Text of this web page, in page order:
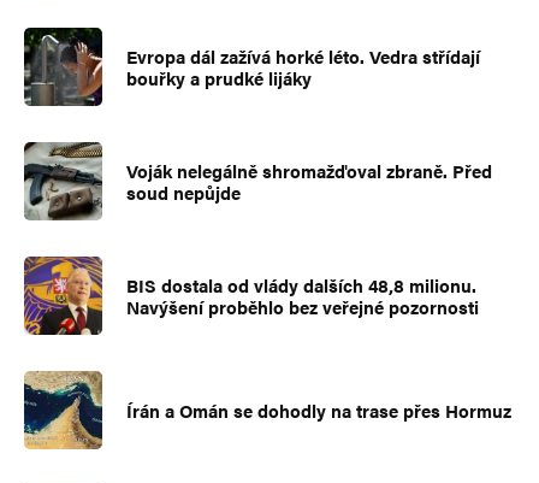
Evropa dál zažívá horké léto. Vedra střídají
bouřky a prudké lijáky
Voják nelegálně shromažďoval zbraně. Před
soud nepůjde
BIS dostala od vlády dalších 48,8 milionu.
Navýšení proběhlo bez veřejné pozornosti
Írán a Omán se dohodly na trase přes Hormuz